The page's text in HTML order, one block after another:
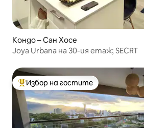
Кондо – Сан Хосе
Joya Urbana на 30-ия етаж; SECRT
Най-популярен избор на гостите
Избор на гостите